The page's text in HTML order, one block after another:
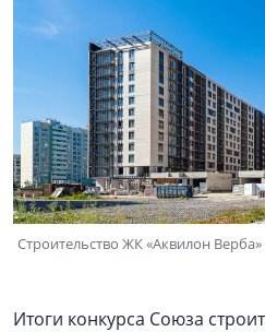
Строительство ЖК «Аквилон
Итоги конкурса Союза